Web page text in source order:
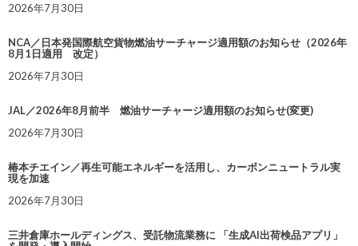
2026年7月30日
NCA／日本発国際航空貨物燃油サーチャージ適用額のお知らせ（2026年
8月1日適用 改定）
2026年7月30日
JAL／2026年8月前半 燃油サーチャージ適用額のお知らせ(変更)
2026年7月30日
椿本チエイン／再生可能エネルギーを活用し、カーボンニュートラル実
現を加速
2026年7月30日
三井倉庫ホールディングス、受託物流業務に 「生成AI出荷検品アプリ」